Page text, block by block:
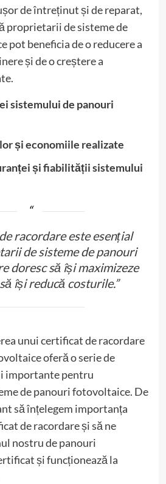
de întreținut și de reparat,
proprietarii de sisteme de
pot beneficia de o reducere a
și de o creștere a
sistemului de panouri
și economiile realizate
și fiabilității sistemului
racordare este esențial
de sisteme de panouri
doresc să își maximizeze
își reducă costurile.”
unui certificat de racordare
oferă o serie de
importante pentru
de panouri fotovoltaice. De
să înțelegem importanța
de racordare și să ne
nostru de panouri
și funcționează la